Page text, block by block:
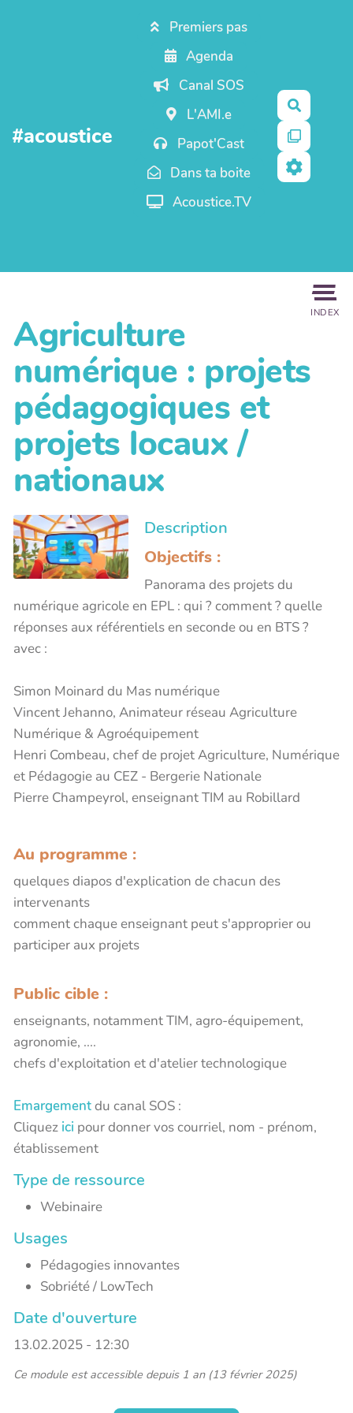
Aller au contenu principal
#acoustice
Premiers pas
Agenda
Canal SOS
L'AMI.e
Papot'Cast
Dans ta boite
Acoustice.TV
INDEX
Agriculture
numérique : projets
pédagogiques et
projets locaux /
nationaux
Description
Objectifs :
Panorama des projets du
numérique agricole en EPL : qui ? comment ? quelle
réponses aux référentiels en seconde ou en BTS ?
avec :
Simon Moinard du Mas numérique
Vincent Jehanno, Animateur réseau Agriculture
Numérique & Agroéquipement
Henri Combeau, chef de projet Agriculture, Numérique
et Pédagogie au CEZ - Bergerie Nationale
Pierre Champeyrol, enseignant TIM au Robillard
Au programme :
quelques diapos d'explication de chacun des
intervenants
comment chaque enseignant peut s'approprier ou
participer aux projets
Public cible :
enseignants, notamment TIM, agro-équipement,
agronomie, ....
chefs d'exploitation et d'atelier technologique
Emargementdu canal SOS :
Cliquez ici pour donner vos courriel, nom - prénom,
établissement
Type de ressource
Webinaire
Usages
Pédagogies innovantes
Sobriété / LowTech
Date d'ouverture
13.02.2025 - 12:30
Ce module est accessible depuis 1 an (13 février 2025)